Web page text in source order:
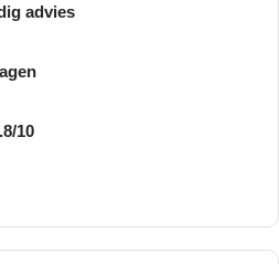
advies
10